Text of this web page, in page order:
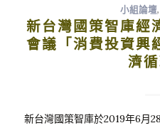
小組論壇
新台灣國策智庫經
會議「消費投資興
濟循
新台灣國策智庫於2019年6月